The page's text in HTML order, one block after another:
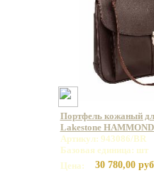
Портфель кожаный
Lakestone
Артикул: 943086/BR
Базовая единица: шт
Цена:
30 780,00